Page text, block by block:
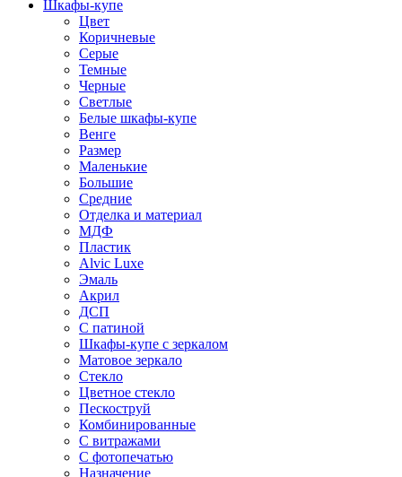
Шкафы-купе
Цвет
Коричневые
Серые
Темные
Черные
Светлые
Белые шкафы-купе
Венге
Размер
Маленькие
Большие
Средние
Отделка и материал
МДФ
Пластик
Alvic Luxe
Эмаль
Акрил
ДСП
С патиной
Шкафы-купе с зеркалом
Матовое зеркало
Стекло
Цветное стекло
Пескоструй
Комбинированные
С витражами
С фотопечатью
Назначение